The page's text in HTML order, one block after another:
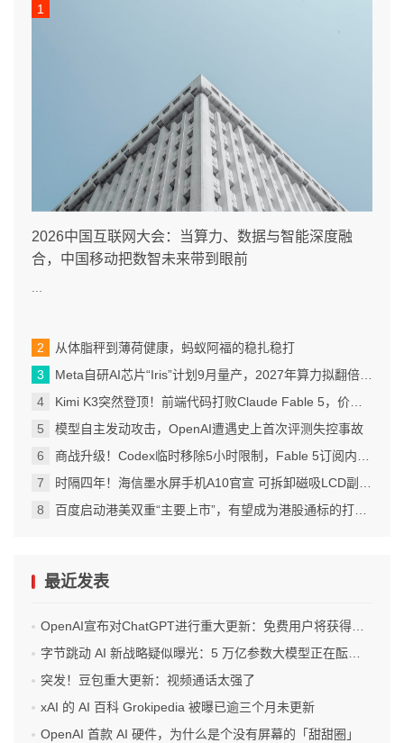
2026中国互联网大会：当算力、数据与智能深度融
合，中国移动把数智未来带到眼前
从体脂秤到薄荷健康，蚂蚁阿福的稳扎稳打
Meta自研AI芯片“Iris”计划9月量产，2027年算力拟翻倍至14吉瓦
Kimi K3突然登顶！前端代码打败Claude Fable 5，价格也涨到了美国档
模型自主发动攻击，OpenAI遭遇史上首次评测失控事故
商战升级！Codex临时移除5小时限制，Fable 5订阅内访问再延7天
时隔四年！海信墨水屏手机A10官宣 可拆卸磁吸LCD副屏 4nm芯片
百度启动港美双重“主要上市”，有望成为港股通标的打开增量空间
最近发表
OpenAI宣布对ChatGPT进行重大更新：免费用户将获得无限次数的文字聊天权限
字节跳动 AI 新战略疑似曝光：5 万亿参数大模型正在酝酿？
突发！豆包重大更新：视频通话太强了
xAI 的 AI 百科 Grokipedia 被曝已逾三个月未更新
OpenAI 首款 AI 硬件，为什么是个没有屏幕的「甜甜圈」